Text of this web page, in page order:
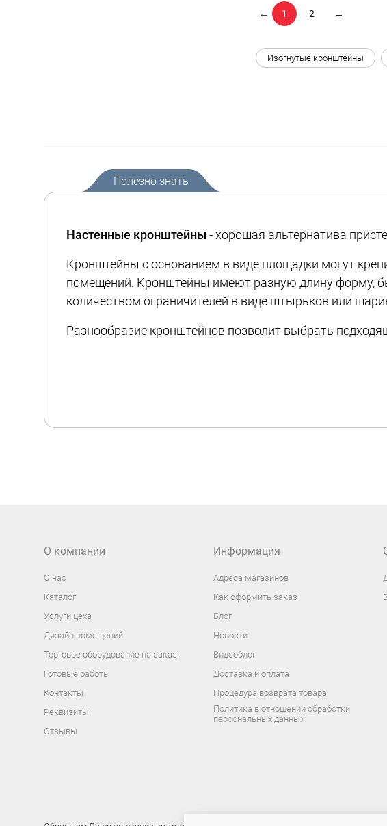
← 1 2 →
Изогнутые кронштейны
Полезно знать
Настенные кронштейны - хорошая альтернатива
Кронштейны с основанием в виде площадки могут
помещений. Кронштейны имеют разную длину форму,
количеством ограничителей в виде штырьков или
Разнообразие кронштейнов позволит выбрать
О компании
О нас
Каталог
Услуги цеха
Дизайн помещений
Торговое оборудование на заказ
Готовые работы
Контакты
Реквизиты
Отзывы
Информация
Адреса магазинов
Как оформить заказ
Блог
Новости
Видеоблог
Доставка и оплата
Процедура возврата товара
Политика в отношении обработки
персональных данных